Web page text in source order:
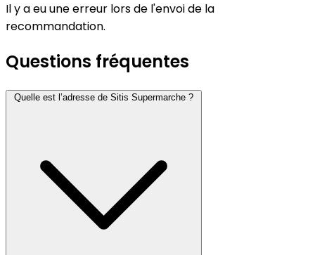
Il y a eu une erreur lors de l'envoi de la
recommandation.
Questions fréquentes
Quelle est l’adresse de Sitis Supermarche ?